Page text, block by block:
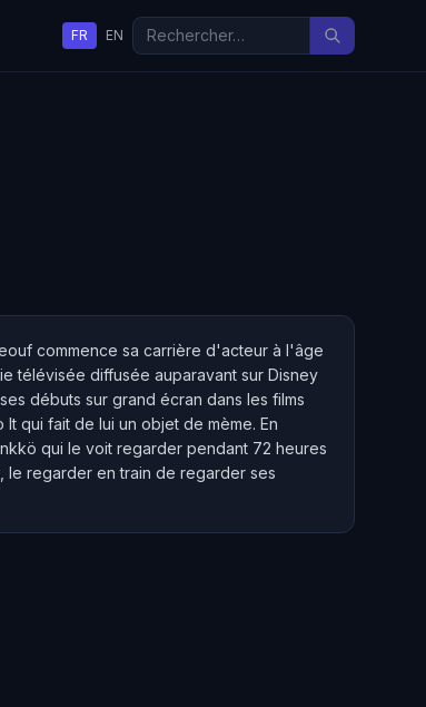
FR EN
commence sa carrière d'acteur à l'âge
télévisée diffusée auparavant sur Disney
débuts sur grand écran dans les films
qui fait de lui un objet de mème. En
qui le voit regarder pendant 72 heures
le regarder en train de regarder ses